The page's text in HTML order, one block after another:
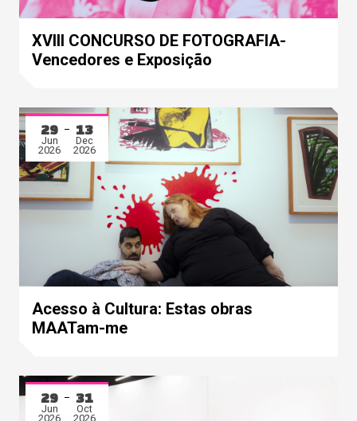
XVIII CONCURSO DE FOTOGRAFIA-
Vencedores e Exposição
29
Jun
2026
13
Dec
2026
Acesso à Cultura: Estas obras
MAATam-me
29
Jun
2026
31
Oct
2026